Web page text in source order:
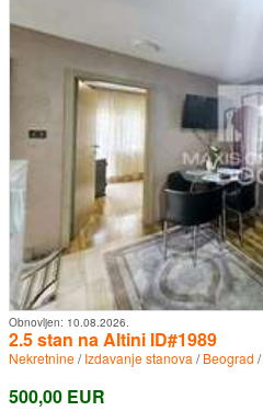
Obnovljen: 10.08.2026.
2.5 stan na Altini ID#1989
Nekretnine/Izdavanje stanova /Beograd /
500,00 EUR